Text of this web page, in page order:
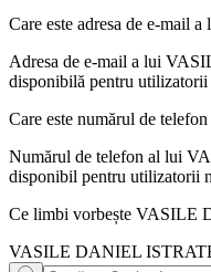
Care este adresa de e-mail a
Adresa de e-mail a lui
disponibilă pentru utilizatorii
Care este numărul de
Numărul de telefon al lui
disponibil pentru utilizatorii
Ce limbi vorbește VASILE
VASILE DANIEL